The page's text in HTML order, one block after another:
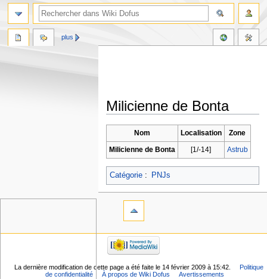
Milicienne de Bonta
à
la
à
la
Nom Localisation
Zone
Milicienne de Bonta
[1/-14] Astrub
Catégorie: PNJs
plus
La dernière modification de cette page a été faite le 14 février 2009 à 15:42.
Politique
de confidentialité
À propos de Wiki Dofus Avertissements